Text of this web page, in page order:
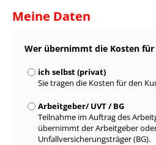
Meine Daten
Wer übernimmt die Kosten für
ich selbst (privat)
Sie tragen die Kosten für den
Arbeitgeber/ UVT / BG
Teilnahme im Auftrag des
übernimmt der Arbeitgeber
Unfallversicherungsträger (BG).